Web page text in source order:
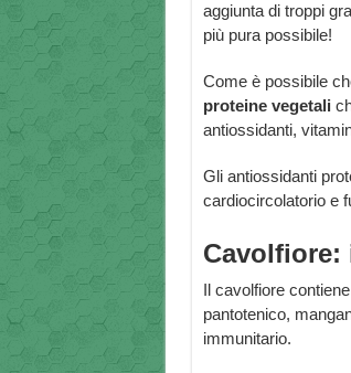
aggiunta di troppi
più pura possibile!
Come è possibile
proteine vegetali
antiossidanti,
Gli antiossidanti
cardiocircolatorio e
Cavolfiore:
Il cavolfiore
pantotenico,
immunitario.